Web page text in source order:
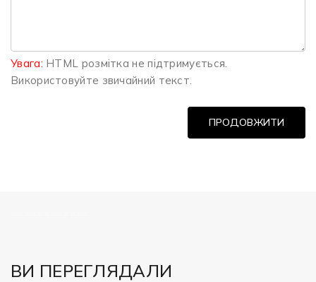
Увага: HTML розмітка не підтримується.
Використовуйте звичайний текст.
ПРОДОВЖИТИ
ВИ ПЕРЕГЛЯДАЛИ